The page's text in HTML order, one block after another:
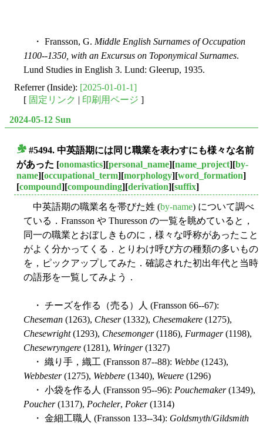
・ Fransson, G. Middle English Surnames of Occupation
1100--1350, with an Excursus on Toponymical Surnames.
Lund Studies in English 3. Lund: Gleerup, 1935.
Referrer (Inside): [2025-01-01-1]
[ 固定リンク | 印刷用ページ ]
2024-05-12 Sun
#5494. 中英語期には同じ職業を表わすにも様々な名前
があった [onomastics][personal_name][name_project][by-
name][occupational_term][morphology][word_formation]
[compound][compounding][derivation][suffix]
中英語期の職業名を帯びた姓 (by-name) について調べ
ている．Fransson や Thuresson の一覧を眺めていると，
同一の職業とおぼしきものに，様々な呼称があったこと
がよく分かってくる．とりわけ呼び方の種類の多いもの
を，ピックアップしてみた．確認された初出年代と当時
の語形を一覧してみよう．
・ チーズを作る（売る）人 (Fransson 66--67):
Cheseman (1263), Cheser(1332), Chesemakere (1275),
Chesewright(1293), Chesemonger(1186), Furmager(1198),
Chesewryngere (1281), Wringer(1327)
・ 織り手，織工 (Fransson 87--88): Webbe (1243),
Webbester(1275), Webbere (1340), Weuere (1296)
・ 小袋を作る人 (Fransson 95--96): Pouchemaker(1349),
Poucher(1317), Pocheler, Poker(1314)
・ 金細工職人 (Fransson 133--34): Goldsmyth/Gildsmith